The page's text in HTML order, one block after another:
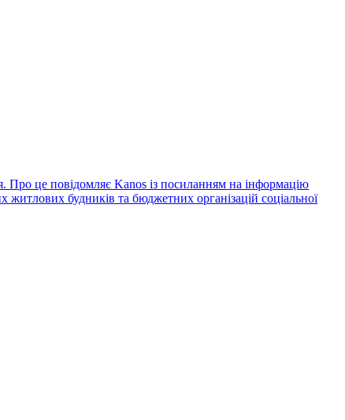
Про це повідомляє Kanos із посиланням на інформацію
житлових будників та бюджетних організацій соціальної